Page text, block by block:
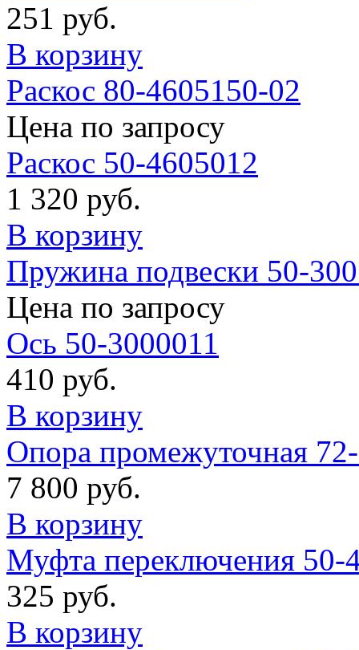
251 руб.
В корзину
Раскос 80-4605150-02
Цена по запросу
Раскос 50-4605012
1 320 руб.
В корзину
Пружина подвески 50-
Цена по запросу
Ось 50-3000011
410 руб.
В корзину
Опора промежуточная
7 800 руб.
В корзину
Муфта переключения 50-
325 руб.
В корзину